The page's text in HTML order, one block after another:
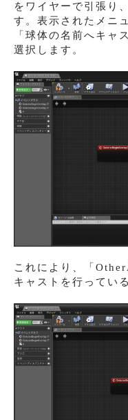
をワイヤーで引張り
す。表示されたメニ
「球体の名前へキャ
選択します。
これにより、「
キャストを行ってい